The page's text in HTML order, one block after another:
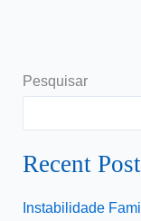
Pesquisar
Recent
Instabilidade